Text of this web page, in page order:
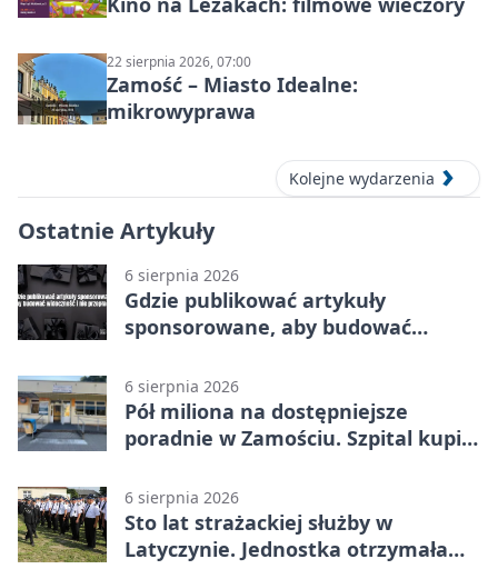
22 sierpnia 2026, 07:00
Zamość – Miasto Idealne:
mikrowyprawa
Kolejne wydarzenia
Ostatnie Artykuły
6 sierpnia 2026
Gdzie publikować artykuły
sponsorowane, aby budować
6 sierpnia 2026
Pół miliona na dostępniejsze
poradnie w Zamościu. Szpital kupi
6 sierpnia 2026
Sto lat strażackiej służby w
Latyczynie. Jednostka otrzymała